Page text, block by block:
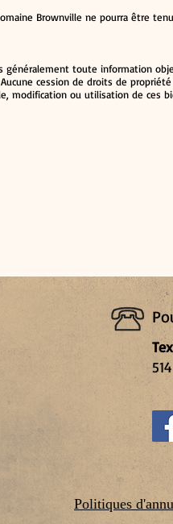
Brownville ne pourra être
généralement toute information
cession de droits de
modification ou utilisation de ces
Politiques